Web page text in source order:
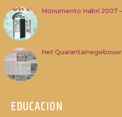
Monumento Habrí 2007
Het Quarantainegebouw
EDUCACION